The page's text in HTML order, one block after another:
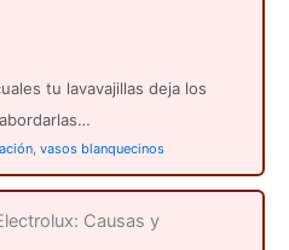
tu lavavajillas deja los
, vasos blanquecinos